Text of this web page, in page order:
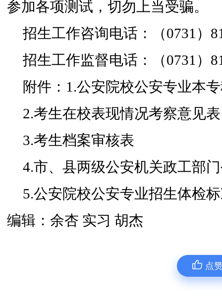
参加各项测试，切勿上当受骗。
招生工作咨询电话：（0731）
招生工作监督电话：（0731）
附件：1.公安院校公安专业本
2.考生在校表现情况考察意见表
3.考生档案审核表
4.市、县两级公安机关政工部
5.公安院校公安专业招生体检
编辑：余杏 实习 胡杰
点